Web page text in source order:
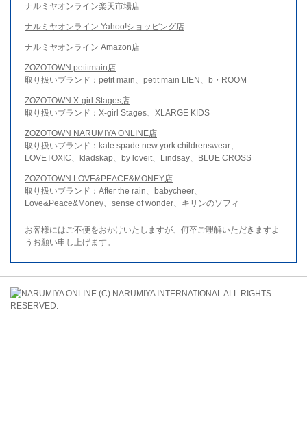
ナルミヤオンライン楽天市場店
ナルミヤオンライン Yahoo!ショッピング店
ナルミヤオンライン Amazon店
ZOZOTOWN petitmain店
取り扱いブランド：petit main、petit main LIEN、b・ROOM
ZOZOTOWN X-girl Stages店
取り扱いブランド：X-girl Stages、XLARGE KIDS
ZOZOTOWN NARUMIYA ONLINE店
取り扱いブランド：kate spade new york childrenswear、
LOVETOXIC、kladskap、by loveit、Lindsay、BLUE CROSS
ZOZOTOWN LOVE&PEACE&MONEY店
取り扱いブランド：After the rain、babycheer、
Love&Peace&Money、sense of wonder、キリンのソフィ
お客様にはご不便をおかけいたしますが、何卒ご理解いただきますよ
うお願い申し上げます。